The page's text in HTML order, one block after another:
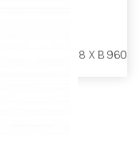
Ш 800 X Г 318 X В 960